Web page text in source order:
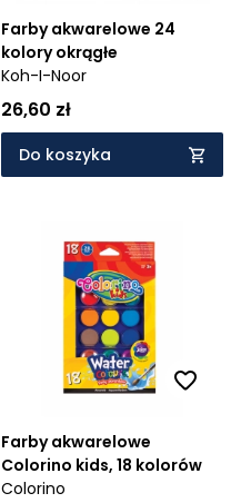
Farby akwarelowe 24
kolory okrągłe
Koh-I-Noor
26,60 zł
Do koszyka
Farby akwarelowe
Colorino kids, 18 kolorów
Colorino